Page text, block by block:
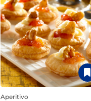
Aperitivo